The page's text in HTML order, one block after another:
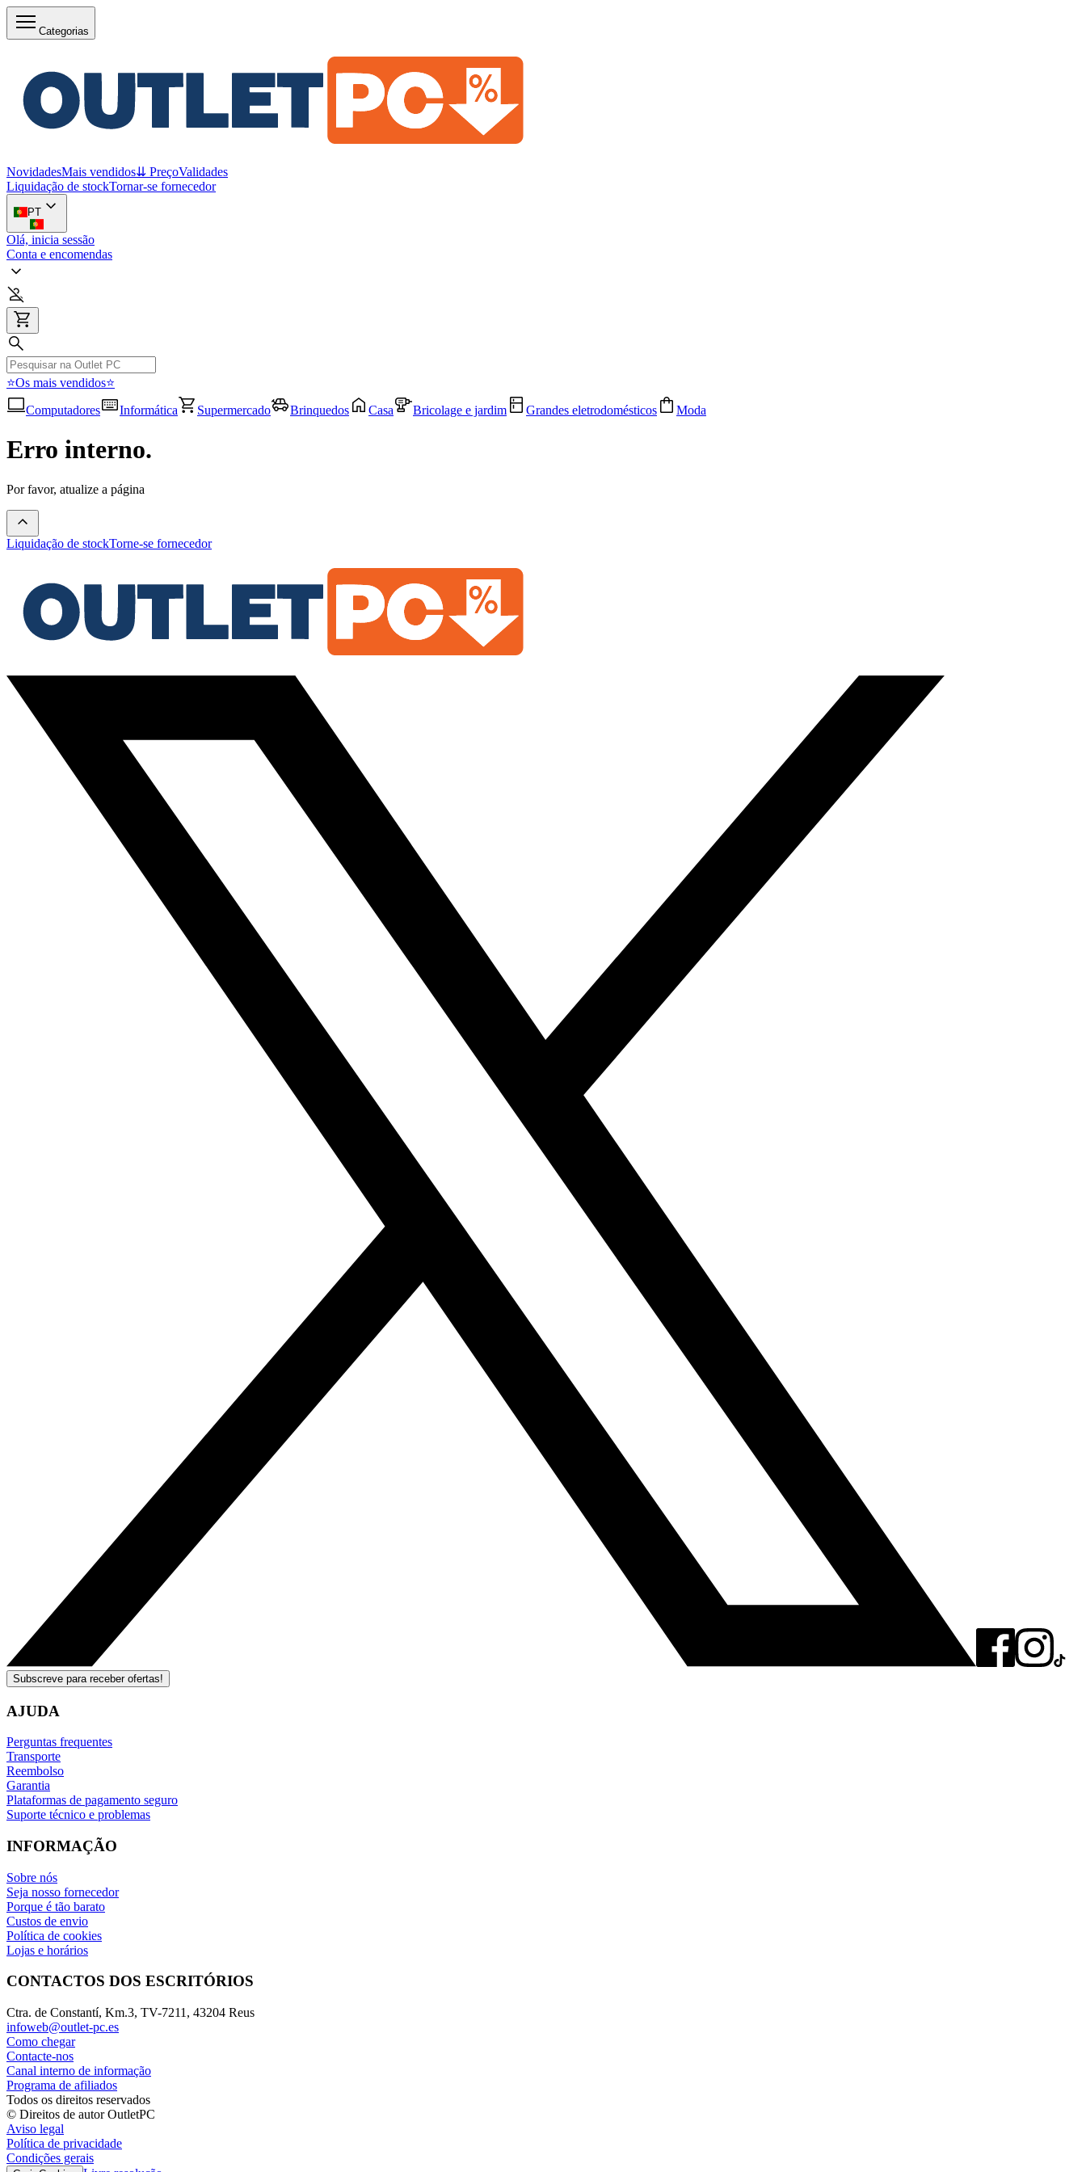
Categorias
NovidadesMais vendidos⇊ PreçoValidades
Liquidação de stockTornar-se fornecedor
PT
Olá, inicia sessão
Conta e encomendas
⭐Os mais vendidos⭐
Computadores
Informática Supermercado Brinquedos Casa Bricolage e jardim Grandes eletrodomésticos Moda
Erro interno.
Por favor, atualize a página
Liquidação de stockTorne-se fornecedor
Subscreve para receber ofertas!
AJUDA
Perguntas frequentes
Transporte
Reembolso
Garantia
Plataformas de pagamento seguro
Suporte técnico e problemas
INFORMAÇÃO
Sobre nós
Seja nosso fornecedor
Porque é tão barato
Custos de envio
Política de cookies
Lojas e horários
CONTACTOS DOS ESCRITÓRIOS
Ctra. de Constantí, Km.3, TV-7211, 43204 Reus
infoweb@outlet-pc.es
Como chegar
Contacte-nos
Canal interno de informação
Programa de afiliados
Todos os direitos reservados
© Direitos de autor OutletPC
Aviso legal
Política de privacidade
Condições gerais